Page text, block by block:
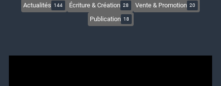
Actualités 144 Écriture & Création 28 Vente & Promotion 20
Publication 18